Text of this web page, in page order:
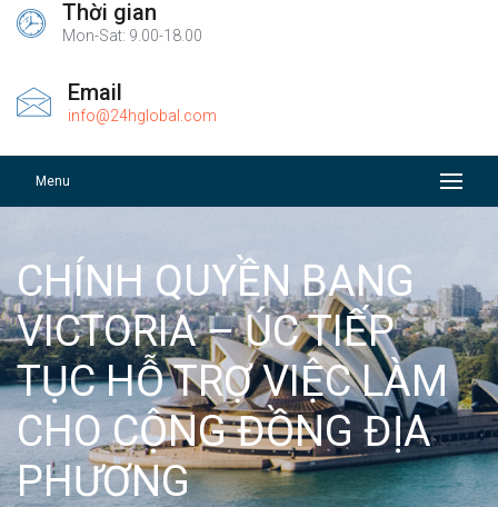
Thời gian
Mon-Sat: 9.00-18.00
Email
info@24hglobal.com
Menu
CHÍNH QUYỀN BANG
VICTORIA – ÚC TIẾP
TỤC HỖ TRỢ VIỆC LÀM
CHO CỘNG ĐỒNG ĐỊA
PHƯƠNG